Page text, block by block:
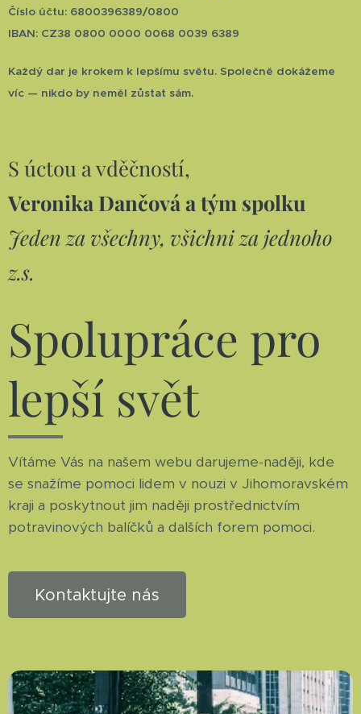
Číslo účtu: 6800396389/0800
IBAN: CZ38 0800 0000 0068 0039 6389
Každý dar je krokem k lepšímu světu. Společně dokážeme
víc — nikdo by neměl zůstat sám.
S úctou a vděčností,
Veronika Dančová a tým spolku
Jeden za všechny, všichni za jednoho
z.s.
Spolupráce pro
lepší svět
Vítáme Vás na našem webu darujeme-naději, kde
se snažíme pomoci lidem v nouzi v Jihomoravském
kraji a poskytnout jim naději prostřednictvím
potravinových balíčků a dalších forem pomoci.
Kontaktujte nás